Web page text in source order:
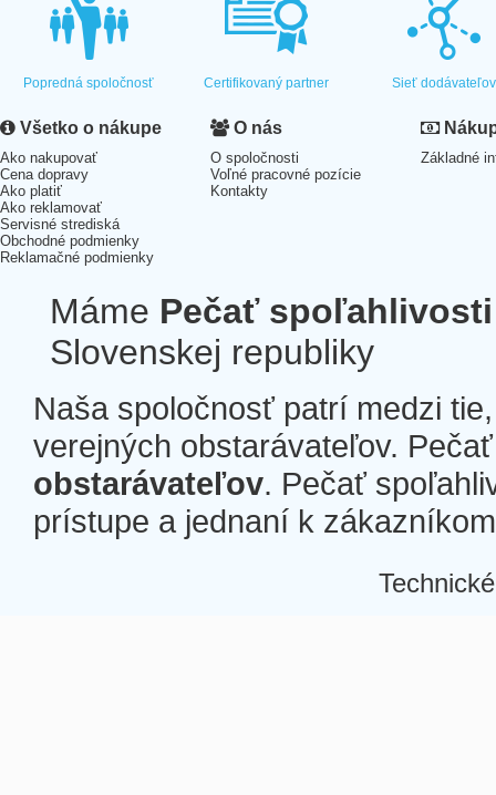
Popredná spoločnosť Certifikovaný partner Sieť dodávateľov
Všetko o nákupe
Ako nakupovať
Cena dopravy
Ako platiť
Ako reklamovať
Servisné strediská
Obchodné podmienky
Reklamačné podmienky
O nás
O spoločnosti
Voľné pracovné pozície
Kontakty
Základné
Máme Pečať spoľahlivosti
Slovenskej republiky
Naša spoločnosť patrí medzi
verejných obstarávateľov.
obstarávateľov. Pečať
prístupe a jednaní k